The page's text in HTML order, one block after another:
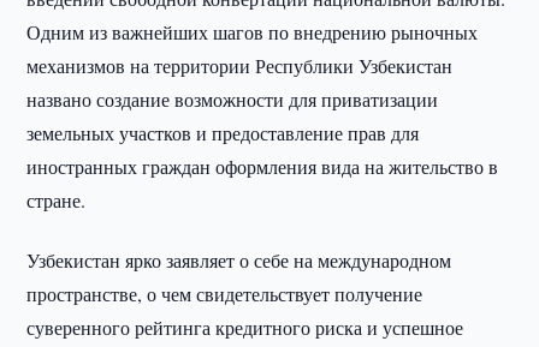
Одним из важнейших шагов по внедрению рыночных
механизмов на территории Республики Узбекистан
названо создание возможности для приватизации
земельных участков и предоставление прав для
иностранных граждан оформления вида на жительство в
стране.
Узбекистан ярко заявляет о себе на международном
пространстве, о чем свидетельствует получение
суверенного рейтинга кредитного риска и успешное